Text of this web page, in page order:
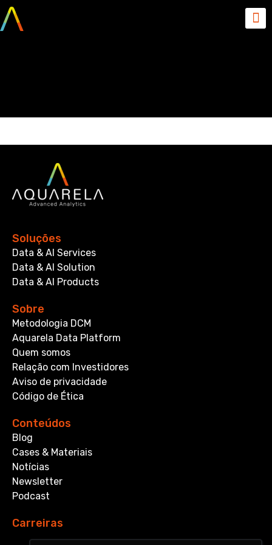
Soluções
Data & AI Services
Data & AI Solution
Data & AI Products
Sobre
Metodologia DCM
Aquarela Data Platform
Quem somos
Relação com Investidores
Aviso de privacidade
Código de Ética
Conteúdos
Blog
Cases & Materiais
Notícias
Newsletter
Podcast
Carreiras